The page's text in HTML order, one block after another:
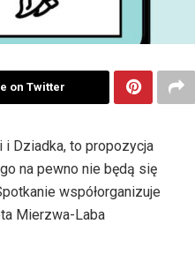
on Twitter
i Dziadka, to propozycja
na pewno nie będą się
współorganizuje
Mierzwa-Laba